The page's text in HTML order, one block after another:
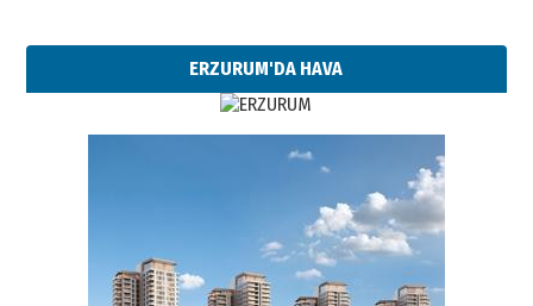
ERZURUM'DA HAVA